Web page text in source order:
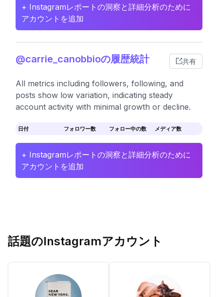
+ Instagramレポートの洞察と詳細分析のために
アカウントを追加
@carrie_canobbioの履歴統計 共有
All metrics including followers, following, and
posts show low variation, indicating steady
account activity with minimal growth or decline.
日付 フォロワー数 フォロー中の数 メディア数
+ Instagramレポートの洞察と詳細分析のために
アカウントを追加
話題のInstagramアカウント